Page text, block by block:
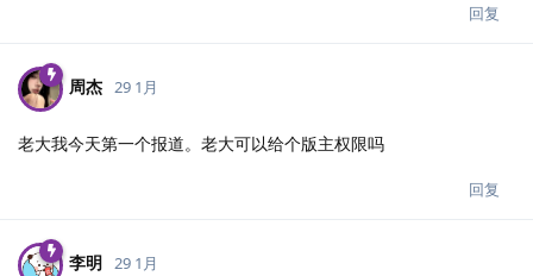
回复
周杰 29 1月
老大我今天第一个报道。老大可以给个版主权限吗
回复
李明 29 1月